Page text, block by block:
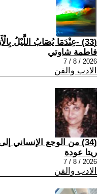
(33) -عِنْدَمَا يُصَابُ اللَّيْلُ بِالْأَرَقِ-
فاطمة شاوتي
2026 / 8 / 7
الادب والفن
(34) من الوجع الإنساني إلى الجمال المقاوم
ريتا عودة
2026 / 8 / 7
الادب والفن